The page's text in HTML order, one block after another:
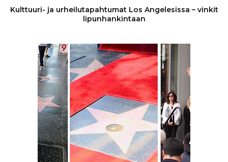
Kulttuuri- ja urheilutapahtumat Los Angelesissa – vinkit
lipunhankintaan